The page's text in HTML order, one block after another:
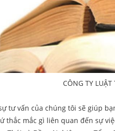
CÔNG TY
tư vấn của chúng tôi sẽ giúp
thắc mắc gì liên quan đến sự